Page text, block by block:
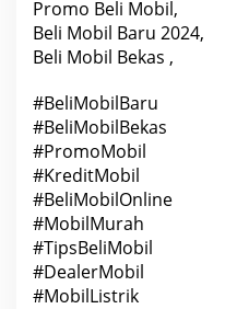
Promo Beli Mobil,
Beli Mobil Baru 2024,
Beli Mobil Bekas ,
#BeliMobilBaru
#BeliMobilBekas
#PromoMobil
#KreditMobil
#BeliMobilOnline
#MobilMurah
#TipsBeliMobil
#DealerMobil
#MobilListrik